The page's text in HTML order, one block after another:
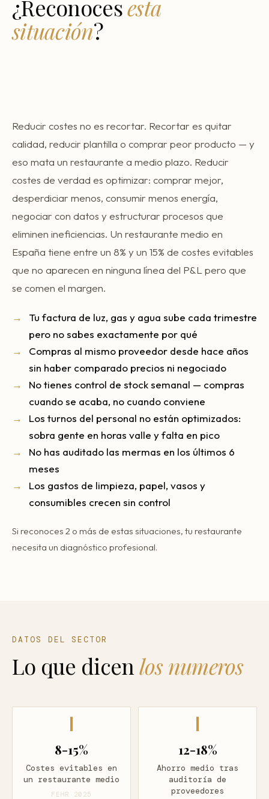
Consultoría Barcelona
Por qué fracasan
¿Reconocesesta
situación?
Reducir costes no es recortar. Recortar es quitar
calidad, reducir plantilla o comprar peor producto — y
eso mata un restaurante a medio plazo. Reducir
costes de verdad es optimizar: comprar mejor,
desperdiciar menos, consumir menos energía,
negociar con datos y estructurar procesos que
eliminen ineficiencias. Un restaurante medio en
España tiene entre un 8% y un 15% de costes evitables
que no aparecen en ninguna línea del P&L pero que
se comen el margen.
Tu factura de luz, gas y agua sube cada trimestre
pero no sabes exactamente por qué
Compras al mismo proveedor desde hace años
sin haber comparado precios ni negociado
No tienes control de stock semanal — compras
cuando se acaba, no cuando conviene
Los turnos del personal no están optimizados:
sobra gente en horas valle y falta en pico
No has auditado las mermas en los últimos 6
meses
Los gastos de limpieza, papel, vasos y
consumibles crecen sin control
Si reconoces 2 o más de estas situaciones, tu restaurante
necesita un diagnóstico profesional.
DATOS DEL SECTOR
Lo que dicen los numeros
8-15%
Costes evitables en
un restaurante medio
FEHR 2025
12-18%
Ahorro medio tras
auditoría de
proveedores